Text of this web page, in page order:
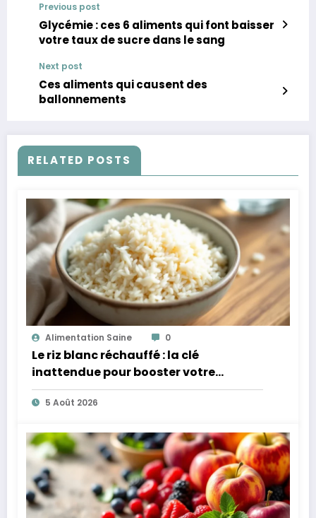
Previous post
Glycémie : ces 6 aliments qui font baisser
votre taux de sucre dans le sang
Next post
Ces aliments qui causent des
ballonnements
RELATED POSTS
Alimentation Saine 0
Le riz blanc réchauffé : la clé
inattendue pour booster votre
microbiote
5 Août 2026